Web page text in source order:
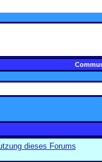
dieses Forums